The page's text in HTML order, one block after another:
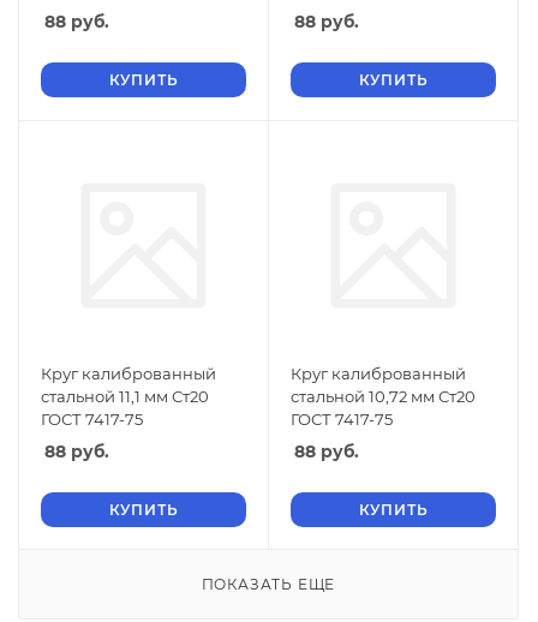
88 руб.
КУПИТЬ
88 руб.
КУПИТЬ
Круг калиброванный
стальной 11,1 мм Ст20
ГОСТ 7417-75
88 руб.
КУПИТЬ
Круг калиброванный
стальной 10,72 мм Ст20
ГОСТ 7417-75
88 руб.
КУПИТЬ
ПОКАЗАТЬ ЕЩЕ